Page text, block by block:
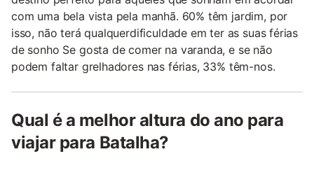
com uma bela vista pela manhã. 60% têm jardim, por
isso, não terá qualquerdificuldade em ter as suas férias
de sonho Se gosta de comer na varanda, e se não
podem faltar grelhadores nas férias, 33% têm-nos.
Qual é a melhor altura do ano para
viajar para Batalha?